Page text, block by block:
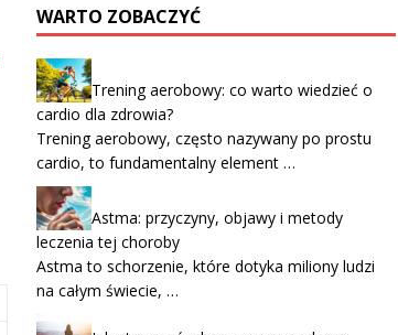
WARTO ZOBACZYĆ
Trening aerobowy: co warto wiedzieć o
cardio dla zdrowia?
Trening aerobowy, często nazywany po prostu
cardio, to fundamentalny element …
Astma: przyczyny, objawy i metody
leczenia tej choroby
Astma to schorzenie, które dotyka miliony ludzi
na całym świecie, …